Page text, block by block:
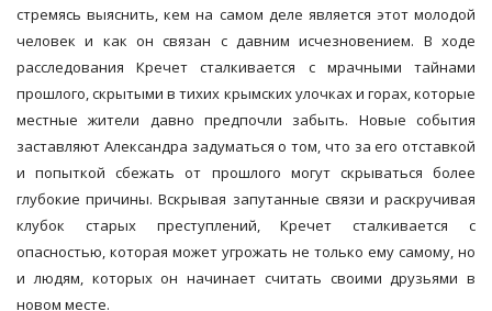
стремясь выяснить, кем на самом деле является этот молодой
человек и как он связан с давним исчезновением. В ходе
расследования Кречет сталкивается с мрачными тайнами
прошлого, скрытыми в тихих крымских улочках и горах, которые
местные жители давно предпочли забыть. Новые события
заставляют Александра задуматься о том, что за его отставкой
и попыткой сбежать от прошлого могут скрываться более
глубокие причины. Вскрывая запутанные связи и раскручивая
клубок старых преступлений, Кречет сталкивается с
опасностью, которая может угрожать не только ему самому, но
и людям, которых он начинает считать своими друзьями в
новом месте.